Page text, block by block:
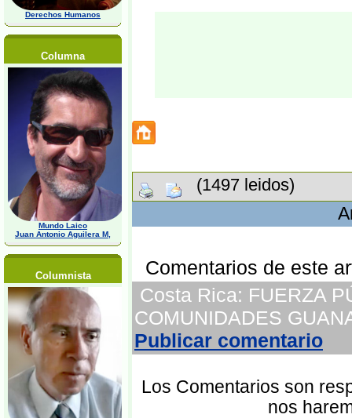
Derechos Humanos
Columna
Mundo Laico
Juan Antonio Aguilera M,
Columnista
(1497 leidos)
Comentarios de este
Costa Rica: FUERZA
COMUNIDADES
Publicar comentario
Los Comentarios son
nos